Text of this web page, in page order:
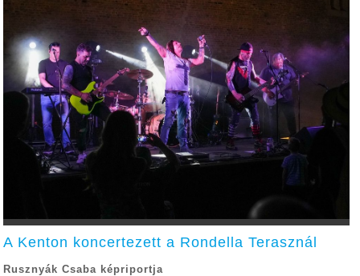
A Kenton koncertezett a Rondella Terasznál
Rusznyák Csaba képriportja